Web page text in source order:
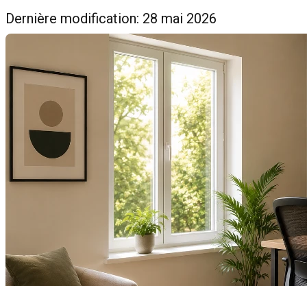
Dernière modification: 28 mai 2026